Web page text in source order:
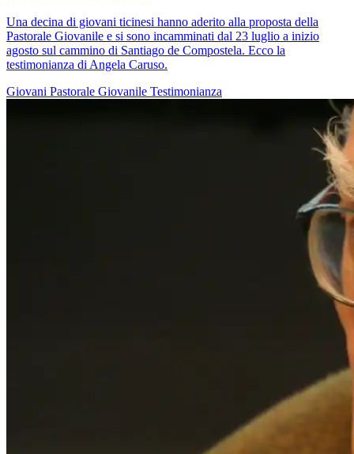
Una decina di giovani ticinesi hanno aderito alla proposta della
Pastorale Giovanile e si sono incamminati dal 23 luglio a inizio
agosto sul cammino di Santiago de Compostela. Ecco la
testimonianza di Angela Caruso.
Giovani Pastorale Giovanile Testimonianza